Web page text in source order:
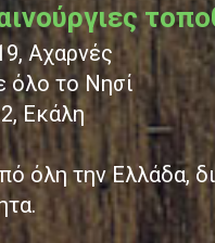
Αχαρνές
όλο το Νησί
Εκάλη
όλη την Ελλάδα,